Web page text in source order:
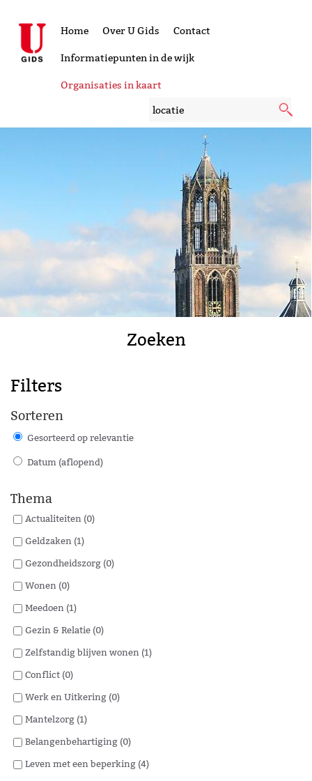
Home Over U Gids Contact
Informatiepunten in de wijk
Organisaties in kaart
Zoeken
Filters
Sorteren
Gesorteerd op relevantie
Datum (aflopend)
Thema
Actualiteiten (0)
Geldzaken (1)
Gezondheidszorg (0)
Wonen (0)
Meedoen (1)
Gezin & Relatie (0)
Zelfstandig blijven wonen (1)
Conflict (0)
Werk en Uitkering (0)
Mantelzorg (1)
Belangenbehartiging (0)
Leven met een beperking (4)